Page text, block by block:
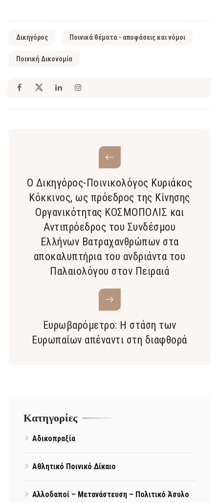
Δικηγόρος Ποινικά θέματα - αποφάσεις και νόμοι
Ποινική Δικονομία
Ο Δικηγόρος-Ποινικολόγος Κυριάκος
Κόκκινος, ως πρόεδρος της Κίνησης
Οργανικότητας ΚΟΣΜΟΠΟΛΙΣ και
Αντιπρόεδρος του Συνδέσμου
Ελλήνων Βατραχανθρώπων στα
αποκαλυπτήρια του ανδριάντα του
Παλαιολόγου στον Πειραιά
Ευρωβαρόμετρο: Η στάση των
Ευρωπαίων απέναντι στη διαφθορά
Kατηγορίες
Αδικοπραξία
Αθλητικό Ποινικό Δίκαιο
Αλλοδαποί – Μετανάστευση – Πολιτικό Άσυλο